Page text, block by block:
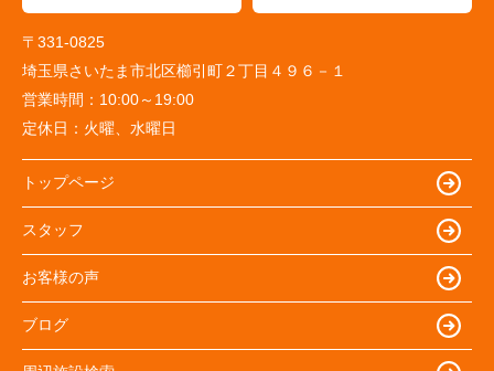
〒331-0825
埼玉県さいたま市北区櫛引町２丁目４９６－１
営業時間： 10:00～19:00
定休日： 火曜、水曜日
トップページ
スタッフ
お客様の声
ブログ